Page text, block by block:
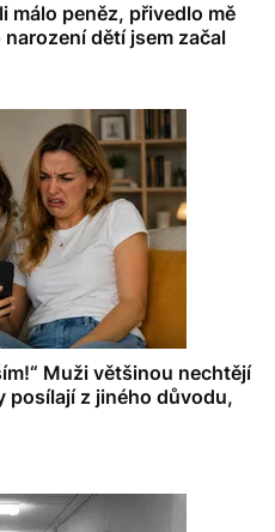
málo peněz, přivedlo mě
dětí jsem začal
Muži většinou nechtějí
posílají z jiného důvodu,